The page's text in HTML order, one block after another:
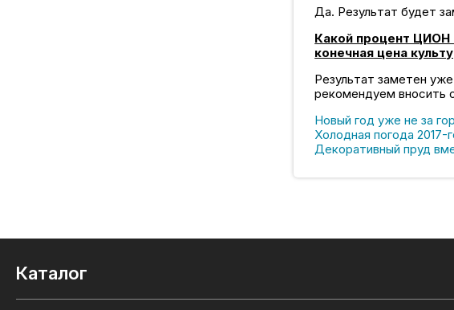
Да. Результат будет
Какой процент ЦИОН
конечная цена
Результат заметен
рекомендуем вносить
Новый год уже не за
Холодная погода 2017-
Декоративный пруд
Каталог